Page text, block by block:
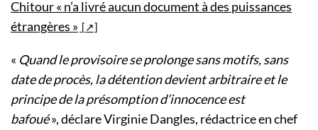
Chitour « n’a livré aucun document à des puissances
étrangères »
« Quand le provisoire se prolonge sans motifs, sans
date de procès, la détention devient arbitraire et le
principe de la présomption d’innocence est
bafoué», déclare Virginie Dangles, rédactrice en chef